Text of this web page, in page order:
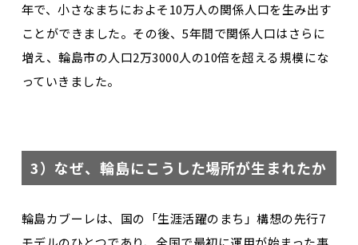
年で、小さなまちにおよそ10万人の関係人口を生み出す
ことができました。その後、5年間で関係人口はさらに
増え、輪島市の人口2万3000人の10倍を超える規模にな
っていきました。
3）なぜ、輪島にこうした場所が生まれたか
輪島カブーレは、国の「生涯活躍のまち」構想の先行7